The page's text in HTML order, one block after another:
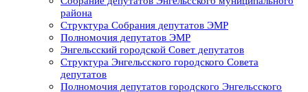
района
Структура Собрания депутатов ЭМР
Полномочия депутатов ЭМР
Энгельсский городской Совет депутатов
Структура Энгельсского городского Совета
депутатов
Полномочия депутатов городского Энгельсского